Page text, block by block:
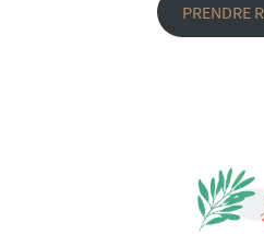
PRENDRE